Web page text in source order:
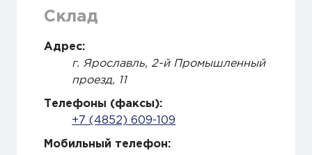
Склад
Адрес:
г. Ярославль, 2-й Промышленный
проезд, 11
Телефоны (факсы):
+7 (4852) 609-109
Мобильный телефон: